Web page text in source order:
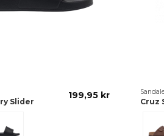
Slider
199,95 kr
Cruz